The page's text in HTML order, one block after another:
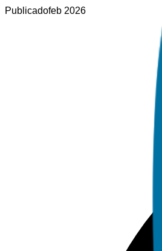
Publicadofeb 2026